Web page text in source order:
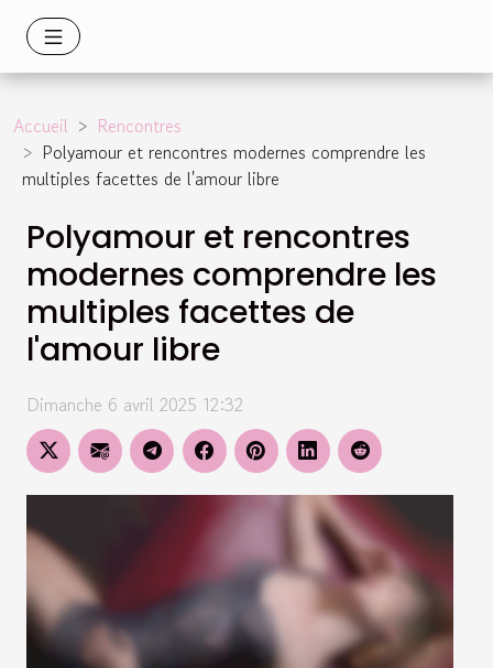
Accueil
Rencontres
Polyamour et rencontres modernes comprendre les
multiples facettes de l'amour libre
Polyamour et rencontres
modernes comprendre les
multiples facettes de
l'amour libre
Dimanche 6 avril 2025 12:32